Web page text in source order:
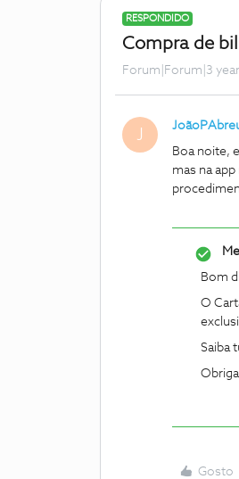
RESPONDIDO
Compra de
Forum|Forum|3
J
Boa noite,
mas na
Bom
O
Saiba
Gosto